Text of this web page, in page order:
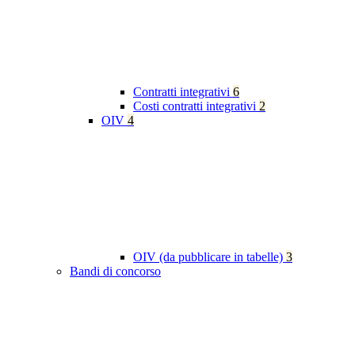
Contratti integrativi 6
Costi contratti integrativi 2
OIV 4
OIV (da pubblicare in tabelle) 3
Bandi di concorso